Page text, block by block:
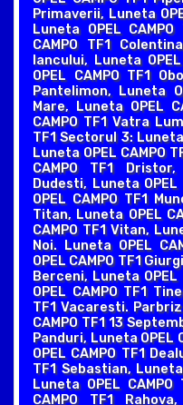
Primaverii, Luneta
Luneta OPEL
CAMPO TF1
Iancului, Luneta
OPEL CAMPO TF1
Pantelimon, Luneta
Mare, Luneta OPEL
CAMPO TF1 Vatra
TF1 Sectorul 3: Luneta
Luneta OPEL CAMPO
CAMPO TF1
Dudesti, Luneta
OPEL CAMPO TF1
Titan, Luneta OPEL
CAMPO TF1 Vitan,
Noi. Luneta OPEL
OPEL CAMPO TF1
Berceni, Luneta
OPEL CAMPO TF1
TF1 Vacaresti.
CAMPO TF1 13
Panduri, Luneta OPEL
OPEL CAMPO TF1
TF1 Sebastian,
Luneta OPEL
CAMPO TF1